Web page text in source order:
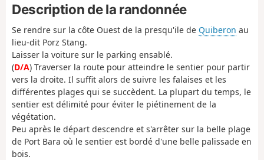
Description de la randonnée
Se rendre sur la côte Ouest de la presqu'ile de Quiberon au
lieu-dit Porz Stang.
Laisser la voiture sur le parking ensablé.
(D/A) Traverser la route pour atteindre le sentier pour partir
vers la droite. Il suffit alors de suivre les falaises et les
différentes plages qui se succèdent. La plupart du temps, le
sentier est délimité pour éviter le piétinement de la
végétation.
Peu après le départ descendre et s'arrêter sur la belle plage
de Port Bara où le sentier est bordé d'une belle palissade en
bois.